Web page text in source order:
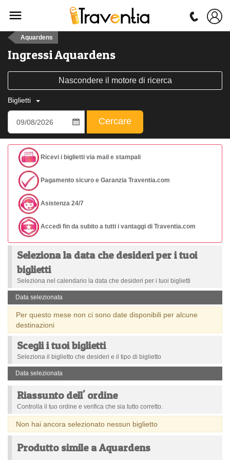
Aquardens
Ingressi Aquardens
Nascondere il motore di ricerca
Biglietti
Cercare
Ricevi i biglietti via mail e stampali
Pagamento sicuro e Garanzia Traventia.com
Asistenza 24/7
Accedi fin da subito a tutti i vantaggi di Traventia.com
Seleziona la data che desideri per i tuoi
biglietti
Seleziona nel calendario la data che desideri per i tuoi biglietti
Data selezionata
Per questo mese non ci sono date disponibili per alcune
destinazioni
Scegli i tuoi biglietti
Seleziona il biglietto che desideri e il tipo di biglietto
Data selezionata
Riassunto dell' ordine
Controlla il tuo ordine e verifica che sia tutto corretto.
Non hai ancora selezionato nessun biglietto
Produtto simile a Aquardens